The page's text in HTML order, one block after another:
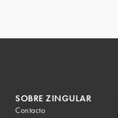
SOBRE ZINGULAR
Contacto